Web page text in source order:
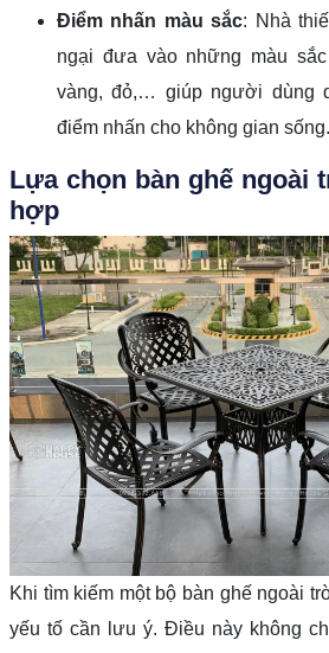
Điểm nhấn màu sắc: Nhà
ngại đưa vào những màu
vàng, đỏ,… giúp người dùng
điểm nhấn cho không gian sống.
Lựa chọn bàn ghế ngoài
hợp
Khi tìm kiếm một bộ bàn ghế ngoài
yếu tố cần lưu ý. Điều này không